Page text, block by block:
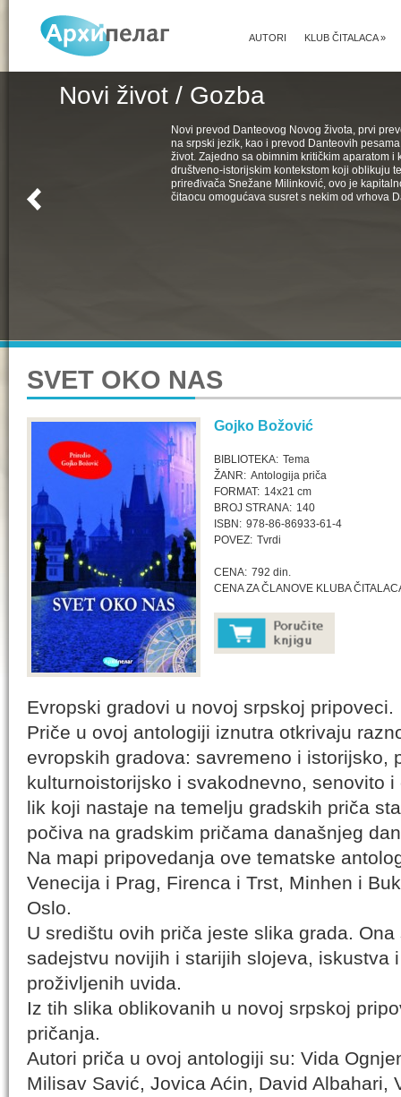
KLUB ČITALACA»
AUTORI
Novi život / Gozba
Novi prevod Danteovog Novog života, prvi
na srpski jezik, kao i prevod Danteovih
život. Zajedno sa obimnim kritičkim aparatom i
društveno-istorijskim kontekstom koji oblikuju
priređivača Snežane Milinković, ovo je
čitaocu omogućava susret s nekim od vrhova
SVET OKO NAS
Gojko Božović
BIBLIOTEKA: Tema
ŽANR: Antologija priča
FORMAT: 14x21 cm
BROJ STRANA: 140
ISBN: 978-86-86933-61-4
POVEZ: Tvrdi
CENA: 792 din.
CENA ZA ČLANOVE KLUBA
Evropski gradovi u novoj srpskoj pripoveci.
Priče u ovoj antologiji iznutra otkrivaju
evropskih gradova: savremeno i istorijsko,
kulturnoistorijsko i svakodnevno, senovito
lik koji nastaje na temelju gradskih priča
počiva na gradskim pričama današnjeg
Na mapi pripovedanja ove tematske
Venecija i Prag, Firenca i Trst, Minhen i
Oslo.
U središtu ovih priča jeste slika grada.
sadejstvu novijih i starijih slojeva, iskustva
proživljenih uvida.
Iz tih slika oblikovanih u novoj srpskoj
pričanja.
Autori priča u ovoj antologiji su: Vida
Milisav Savić, Jovica Aćin, David Albahari,